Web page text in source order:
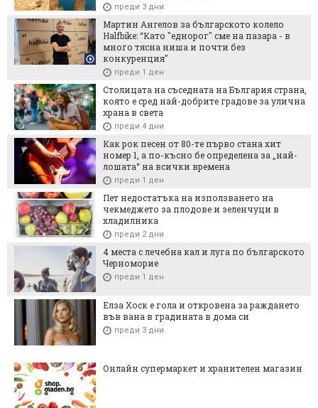
преди 3 дни
Мартин Ангелов за българското колело
Halfbike: “Като "еднорог" сме на пазара - в
много тясна ниша и почти без
конкуренция"
преди 1 ден
Столицата на съседната на България страна,
която е сред най-добрите градове за улична
храна в света
преди 4 дни
Как рок песен от 80-те първо стана хит
номер 1, а по-късно бе определена за „най-
лошата“ на всички времена
преди 1 ден
Пет недостатъка на използването на
чекмеджето за плодове и зеленчуци в
хладилника
преди 2 дни
4 места с лечебна кал и луга по българското
Черноморие
преди 1 ден
Елза Хоск е гола и откровена за раждането
във вана в градината в дома си
преди 3 дни
Онлайн супермаркет и хранителен магазин